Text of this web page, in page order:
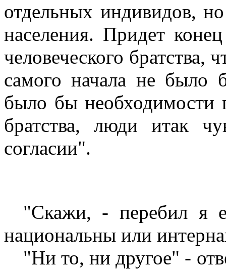
отдельных индивидов,
населения. Придет
человеческого братства,
самого начала не было
было бы необходимости
братства, люди итак
согласии".
"Скажи, - перебил я
национальны или
"Ни то, ни другое" -